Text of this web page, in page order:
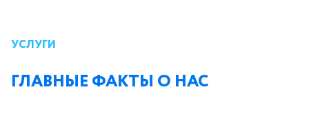
УСЛУГИ
ГЛАВНЫЕ ФАКТЫ О НАС